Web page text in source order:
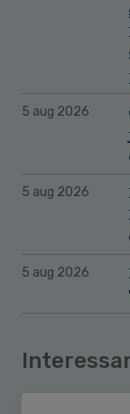
5 aug 2026
5 aug 2026
5 aug 2026